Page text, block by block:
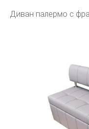
Диван палермо с